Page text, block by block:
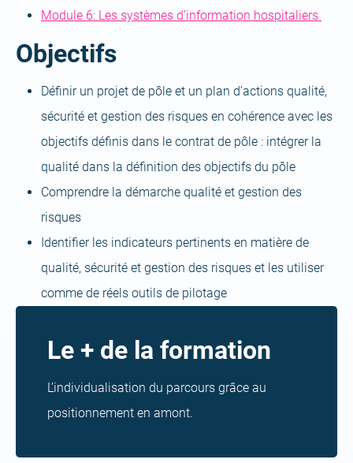
Module 6: Les systèmes d’information hospitaliers
Objectifs
Définir un projet de pôle et un plan d’actions qualité,
sécurité et gestion des risques en cohérence avec les
objectifs définis dans le contrat de pôle : intégrer la
qualité dans la définition des objectifs du pôle
Comprendre la démarche qualité et gestion des
risques
Identifier les indicateurs pertinents en matière de
qualité, sécurité et gestion des risques et les utiliser
comme de réels outils de pilotage
Le + de la formation
L’individualisation du parcours grâce au
positionnement en amont.